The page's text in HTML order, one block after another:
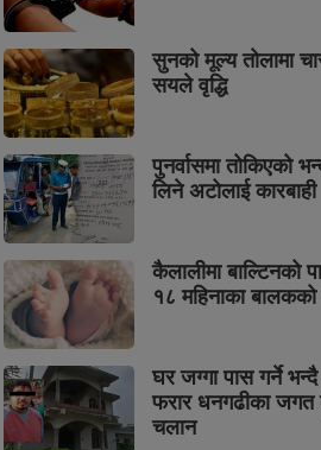
सुनको मूल्य तोलामा
सयले वृद्धि
पुनर्वासमा तोकिएको
लिने अटोलाई कारबाही
कैलालीमा बाल्टिनको
१८ महिनाका बालकको
घर जग्गा पास गर्ने
फरार धनगढीका
चलान